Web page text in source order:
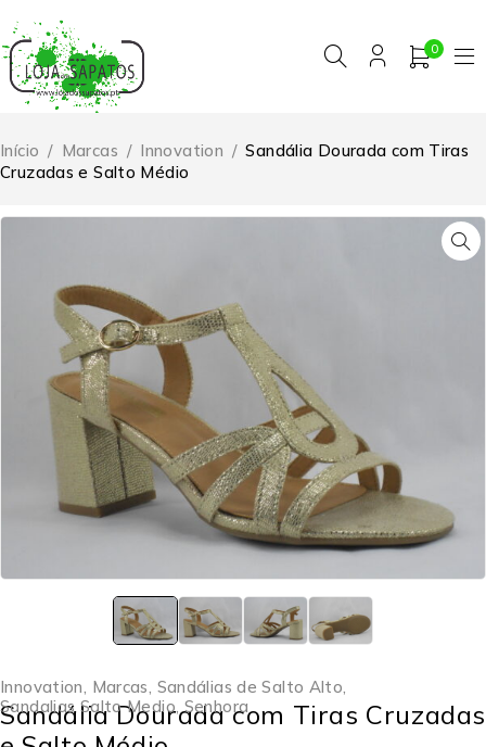
0
Início / Marcas / Innovation / Sandália Dourada com Tiras
Cruzadas e Salto Médio
Innovation, Marcas, Sandálias de Salto Alto,
Sandalias Salto Medio,Senhora
Sandália Dourada com Tiras Cruzadas